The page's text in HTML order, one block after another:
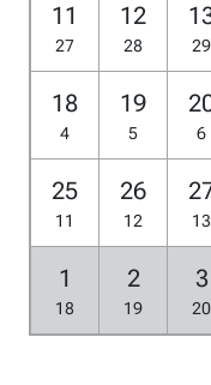
11
27
12
28 29
18
4
19
5 6
25
11
26
12 13
1
18
2
19
3
20